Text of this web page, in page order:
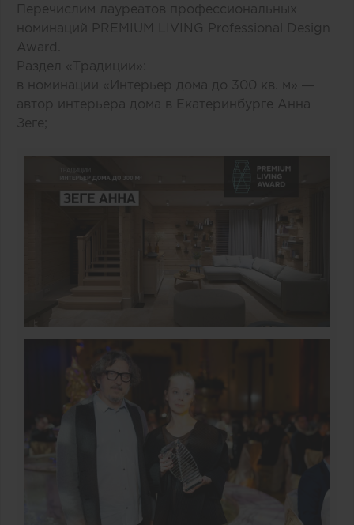
Перечислим лауреатов профессиональных
номинаций PREMIUM LIVING Professional Design
Award.
Раздел «Традиции»:
в номинации «Интерьер дома до 300 кв. м» —
автор интерьера дома в Екатеринбурге Анна
Зеге;